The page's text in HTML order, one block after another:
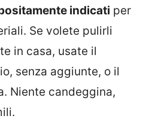
indicati per
Se volete pulirli
in casa, usate il
senza aggiunte, o il
Niente candeggina,